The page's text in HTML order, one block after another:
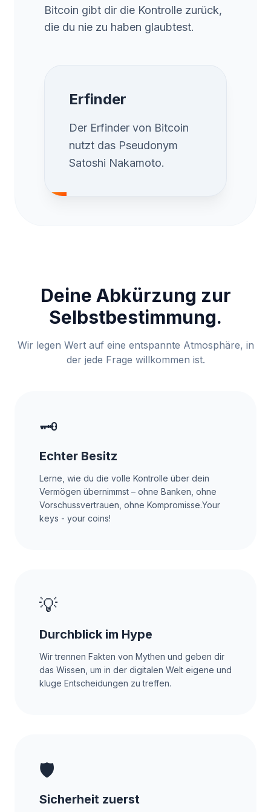
Bitcoin gibt dir die Kontrolle zurück,
die du nie zu haben glaubtest.
Erfinder
Der Erfinder von Bitcoin
nutzt das Pseudonym
Satoshi Nakamoto.
Deine Abkürzung zur
Selbstbestimmung.
Wir legen Wert auf eine entspannte Atmosphäre, in
der jede Frage willkommen ist.
🗝️
Echter Besitz
Lerne, wie du die volle Kontrolle über dein
Vermögen übernimmst – ohne Banken, ohne
Vorschussvertrauen, ohne Kompromisse.Your
keys - your coins!
💡
Durchblick im Hype
Wir trennen Fakten von Mythen und geben dir
das Wissen, um in der digitalen Welt eigene und
kluge Entscheidungen zu treffen.
🛡️
Sicherheit zuerst